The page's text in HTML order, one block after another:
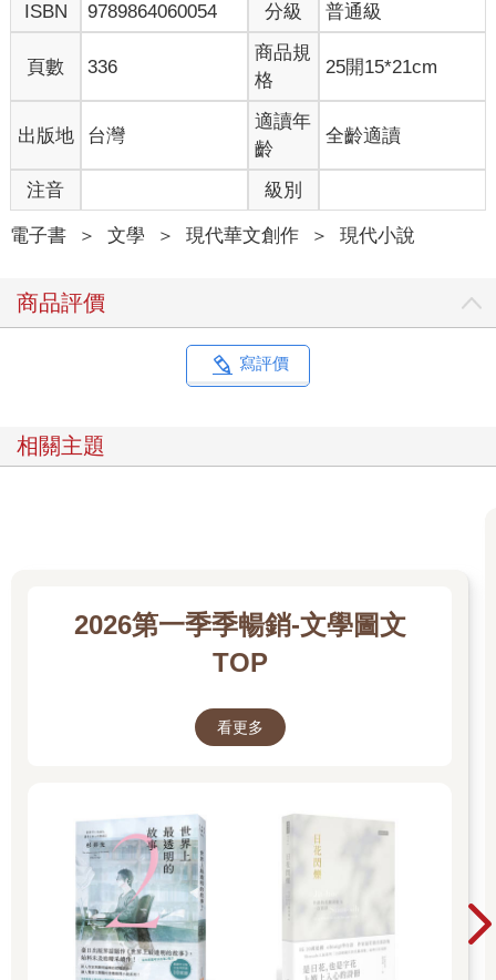
ISBN
9789864060054 分級 普通級
頁數 336
商品規
格
25開15*21cm
出版地 台灣
適讀年
齡
全齡適讀
注音 級別
電子書 ＞ 文學 ＞ 現代華文創作 ＞ 現代小說
商品評價
寫評價
相關主題
2026第一季季暢銷-文學圖文
TOP
看更多